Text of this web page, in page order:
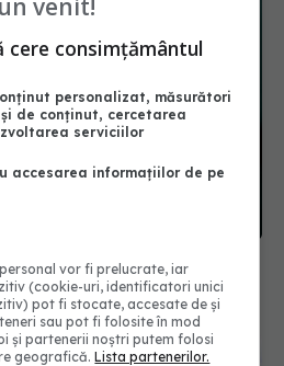
în medicina post-COVID.
oboseala cronică nu
creierului
venit!
cere consimțământul
personalizat, măsurători
de conținut, cercetarea
serviciilor
accesarea informațiilor de pe
vor fi prelucrate, iar
(cookie-uri, identificatori unici
pot fi stocate, accesate de și
sau pot fi folosite în mod
și partenerii noștri putem folosi
geografică.Lista partenerilor.